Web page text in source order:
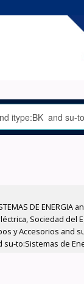
DE ENERGIA
Sociedad del
y Accesorios and
to:Sistemas de